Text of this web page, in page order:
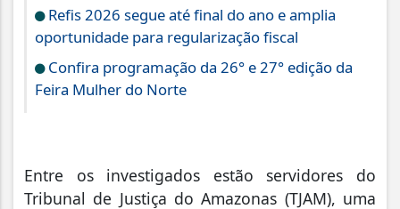
Refis 2026 segue até final do ano e amplia
oportunidade para regularização fiscal
Confira programação da 26° e 27° edição da
Feira Mulher do Norte
Entre os investigados estão servidores do
Tribunal de Justiça do Amazonas (TJAM), uma